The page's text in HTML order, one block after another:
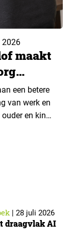
2026
maakt
een betere
van werk en
en kind.
| 28 juli 2026
draagvlak AI